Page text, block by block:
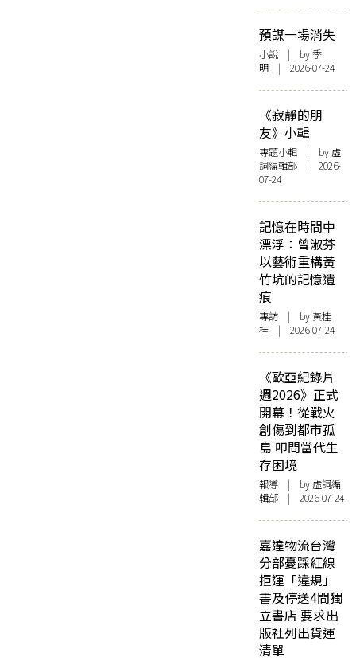
預謀一場消失
小說 | by 季
明 | 2026-07-24
《寂靜的朋
友》小輯
專題小輯 | by 虛
詞編輯部 | 2026-
07-24
記憶在時間中
漂浮：曾淑芬
以藝術重構黃
竹坑的記憶遺
痕
專訪 | by 黃桂
桂 | 2026-07-24
《歐亞紀錄片
週2026》正式
開幕！從戰火
創傷到都市孤
島 叩問當代生
存困境
報導 | by 虛詞編
輯部 | 2026-07-24
嘉達物流台灣
分部憂踩紅線
拒運「違規」
書及停送4間獨
立書店 要求出
版社列出貨運
清單